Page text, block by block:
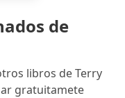
de
libros de Terry
gratuitamete